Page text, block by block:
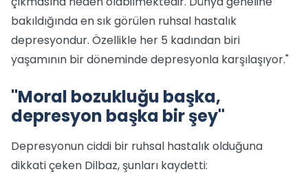
bakıldığında en sık görülen ruhsal hastalık
depresyondur. Özellikle her 5 kadından biri
yaşamının bir döneminde depresyonla karşılaşıyor."
"Moral bozukluğu başka,
depresyon başka bir şey"
Depresyonun ciddi bir ruhsal hastalık olduğuna
dikkati çeken Dilbaz, şunları kaydetti: